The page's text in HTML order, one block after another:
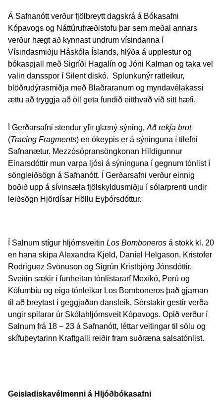
Á Safnanótt verður fjölbreytt dagskrá á Bókasafni
Kópavogs og Náttúrufræðistofu þar sem meðal annars
verður hægt að kynnast undrum vísindanna í
Vísindasmiðju Háskóla Íslands, hlýða á upplestur og
bókaspjall með Sigríði Hagalín og Jóni Kalman og taka vel
valin dansspor í Silent diskó. Splunkunýr ratleikur,
blöðrudýrasmiðja með Blaðraranum og myndavélakassi
ættu að tryggja að öll geta fundið eitthvað við sitt hæfi.
Í Gerðarsafni stendur yfir glæný sýning, Að rekja brot
(Tracing Fragments) en ókeypis er á sýninguna í tilefni
Safnanætur. Mezzósópransöngkonan Hildigunnur
Einarsdóttir mun varpa ljósi á sýninguna í gegnum tónlist í
söngleiðsögn á Safnanótt. Í Gerðarsafni verður einnig
boðið upp á sívinsæla fjölskyldusmiðju í sólarprenti undir
leiðsögn Hjördísar Höllu Eyþórsdóttur.
Í Salnum stígur hljómsveitin Los Bomboneros á stokk kl. 20
en hana skipa Alexandra Kjeld, Daníel Helgason, Kristofer
Rodriguez Svönuson og Sigrún Kristbjörg Jónsdóttir.
Sveitin sækir í funheitan tónlistararf Mexíkó, Perú og
Kólumbíu og eiga tónleikar Los Bomboneros það gjarnan
til að breytast í geggjaðan dansleik. Sérstakir gestir verða
ungir spilarar úr Skólahljómsveit Kópavogs. Opið verður í
Salnum frá 18 – 23 á Safnanótt, léttar veitingar til sölu og
skífuþeytarinn Kraftgalli reiðir fram suðræna salsatónlist.
Geisladiskavélmenni á Hljóðbókasafni